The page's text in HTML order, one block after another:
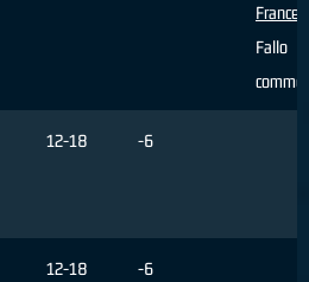
Fallo
12-18 -6
12-18 -6